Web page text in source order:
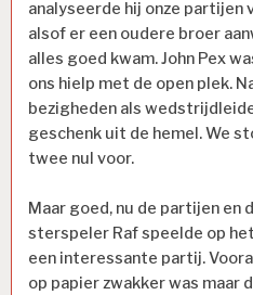
analyseerde hij onze partijen
alsof er een oudere broer
alles goed kwam. John Pex
ons hielp met de open plek.
bezigheden als
geschenk uit de hemel. We
twee nul voor.
Maar goed, nu de partijen en
sterspeler Raf speelde op
een interessante partij.
op papier zwakker was maar